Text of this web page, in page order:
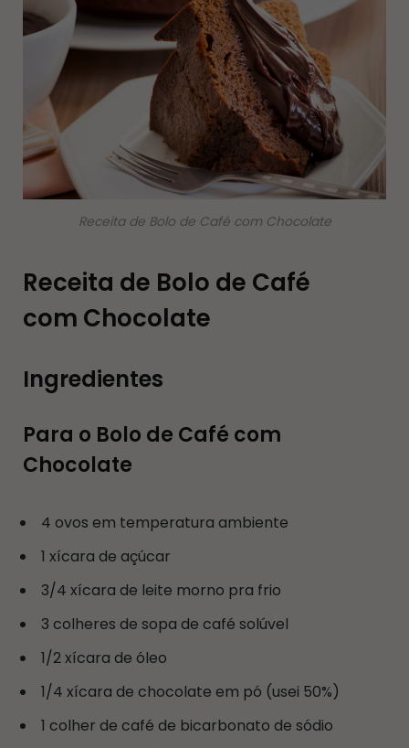
Receita de Bolo de Café com Chocolate
Receita de Bolo de Café
com Chocolate
Ingredientes
Para o Bolo de Café com
Chocolate
4 ovos em temperatura ambiente
1 xícara de açúcar
3/4 xícara de leite morno pra frio
3 colheres de sopa de café solúvel
1/2 xícara de óleo
1/4 xícara de chocolate em pó (usei 50%)
1 colher de café de bicarbonato de sódio